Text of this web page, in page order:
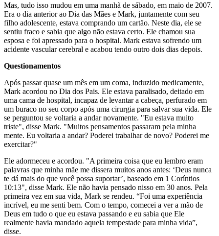
Mas, tudo isso mudou em uma manhã de sábado, em maio de 2007.
Era o dia anterior ao Dia das Mães e Mark, juntamente com seu
filho adolescente, estava comprando um cartão. Neste dia, ele se
sentiu fraco e sabia que algo não estava certo. Ele chamou sua
esposa e foi apressado para o hospital. Mark estava sofrendo um
acidente vascular cerebral e acabou tendo outro dois dias depois.
Questionamentos
Após passar quase um mês em um coma, induzido medicamente,
Mark acordou no Dia dos Pais. Ele estava paralisado, deitado em
uma cama de hospital, incapaz de levantar a cabeça, perfurado em
um buraco no seu corpo após uma cirurgia para salvar sua vida. Ele
se perguntou se voltaria a andar novamente. "Eu estava muito
triste", disse Mark. "Muitos pensamentos passaram pela minha
mente. Eu voltaria a andar? Poderei trabalhar de novo? Poderei me
exercitar?"
Ele adormeceu e acordou. "A primeira coisa que eu lembro eram
palavras que minha mãe me dissera muitos anos antes: ‘Deus nunca
te dá mais do que você possa suportar’, baseado em 1 Coríntios
10:13", disse Mark. Ele não havia pensado nisso em 30 anos. Pela
primeira vez em sua vida, Mark se rendeu. “Foi uma experiência
incrível, eu me senti bem. Com o tempo, comecei a ver a mão de
Deus em tudo o que eu estava passando e eu sabia que Ele
realmente havia mandado aquela tempestade para minha vida”,
disse.